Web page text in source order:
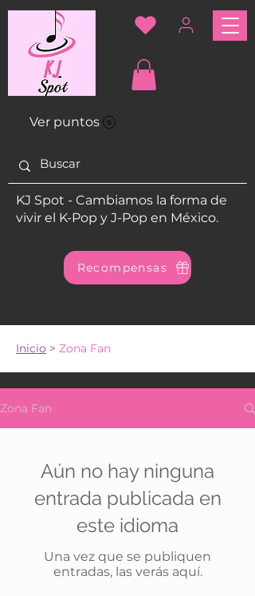
Ver puntos
KJ Spot - Cambiamos la forma de
vivir el K-Pop y J-Pop en México.
Recompensas
Inicio > Zona Fan
Zona Fan
Aún no hay ninguna
entrada publicada en
este idioma
Una vez que se publiquen
entradas, las verás aquí.